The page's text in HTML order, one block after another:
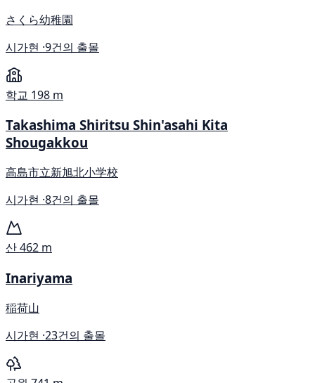
さくら幼稚園
시가현 ·9건의 출몰
학교 198 m
Takashima Shiritsu Shin'asahi Kita
Shougakkou
高島市立新旭北小学校
시가현 ·8건의 출몰
산462 m
Inariyama
稲荷山
시가현 ·23건의 출몰